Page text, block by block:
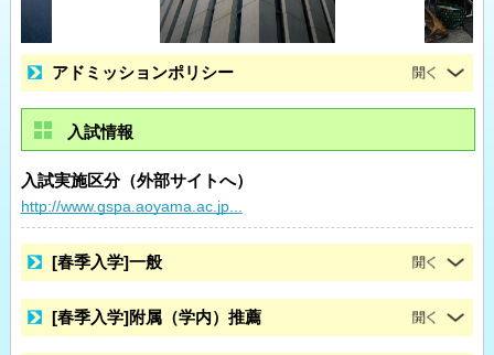
アドミッションポリシー
入試情報
入試実施区分（外部サイトへ）
http://www.gspa.aoyama.ac.jp...
[春季入学]一般
[春季入学]附属（学内）推薦